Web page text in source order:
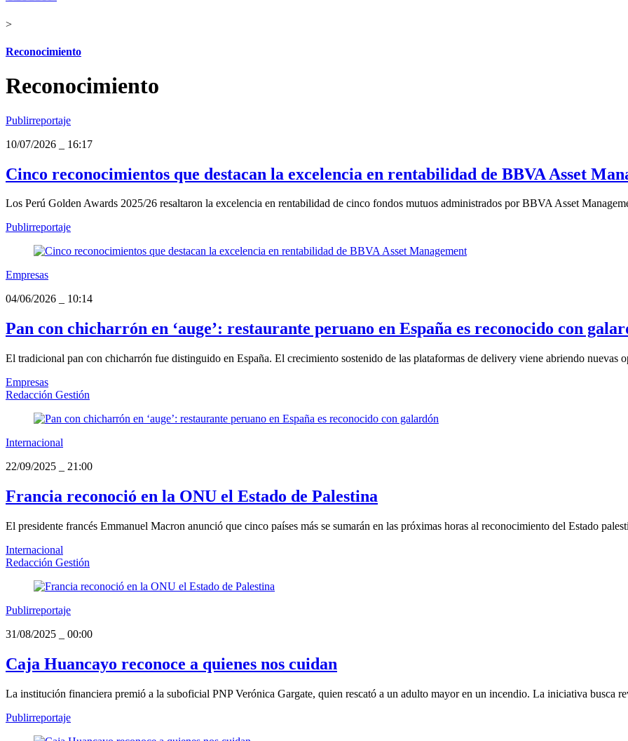
>
Reconocimiento
Reconocimiento
Publirreportaje
10/07/2026
16:17
Cinco reconocimientos que destacan la excelencia en rentabilidad de BBVA Asset
Los Perú Golden Awards 2025/26 resaltaron la excelencia en rentabilidad de cinco fondos mutuos administrados por BBVA Asset
Publirreportaje
Empresas
04/06/2026
10:14
Pan con chicharrón en ‘auge’: restaurante peruano en España es reconocido con
El tradicional pan con chicharrón fue distinguido en España. El crecimiento sostenido de las plataformas de delivery viene abriendo nuevas
Empresas
Redacción Gestión
Internacional
22/09/2025
21:00
Francia reconoció en la ONU el Estado de Palestina
El presidente francés Emmanuel Macron anunció que cinco países más se sumarán en las próximas horas al reconocimiento del Estado
Internacional
Redacción Gestión
Publirreportaje
31/08/2025
00:00
Caja Huancayo reconoce a quienes nos cuidan
La institución financiera premió a la suboficial PNP Verónica Gargate, quien rescató a un adulto mayor en un incendio. La iniciativa busca
Publirreportaje